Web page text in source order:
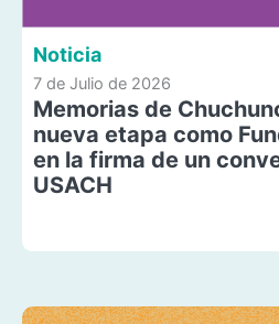
Noticia
7 de Julio de 2026
Memorias de
nueva etapa como
en la firma de un
USACH